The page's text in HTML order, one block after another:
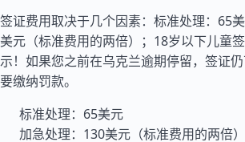
签证费用取决于几个因素：标准处理：65
美元（标准费用的两倍）；18岁以下儿童
示！如果您之前在乌克兰逾期停留，签证
要缴纳罚款。
标准处理：65美元
加急处理：130美元（标准费用的两倍）